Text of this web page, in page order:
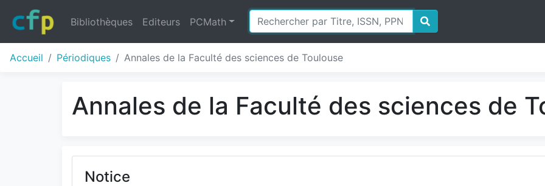
Bibliothèques Editeurs PCMath
Accueil Périodiques Annales de la Faculté des sciences de Toulouse
Annales de la Faculté des sciences de
Notice